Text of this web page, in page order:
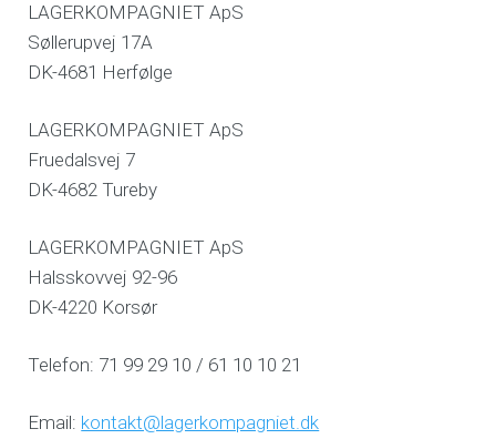
LAGERKOMPAGNIET ApS
Søllerupvej 17A
DK-4681 Herfølge
LAGERKOMPAGNIET ApS
Fruedalsvej 7
DK-4682 Tureby
LAGERKOMPAGNIET ApS
Halsskovvej 92-96
DK-4220 Korsør
Telefon: 71 99 29 10 / 61 10 10 21
Email: kontakt@lagerkompagniet.dk